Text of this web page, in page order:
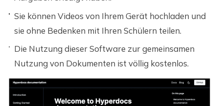
Sie können Videos von Ihrem Gerät hochladen und
sie ohne Bedenken mit Ihren Schülern teilen.
Die Nutzung dieser Software zur gemeinsamen
Nutzung von Dokumenten ist völlig kostenlos.